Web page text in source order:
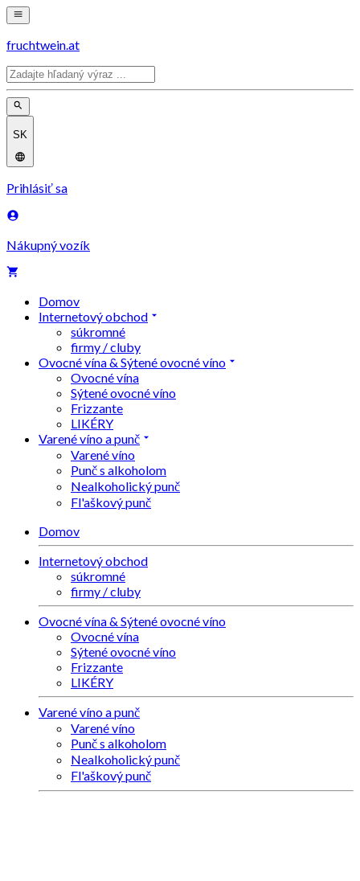
fruchtwein.at
SK
Prihlásiť sa
Nákupný vozík
Domov
Internetový obchod
súkromné
firmy / cluby
Ovocné vína & Sýtené ovocné víno
Ovocné vína
Sýtené ovocné víno
Frizzante
LIKÉRY
Varené víno a punč
Varené víno
Punč s alkoholom
Nealkoholický punč
Fl'aškový punč
Domov
Internetový obchod
súkromné
firmy / cluby
Ovocné vína & Sýtené ovocné víno
Ovocné vína
Sýtené ovocné víno
Frizzante
LIKÉRY
Varené víno a punč
Varené víno
Punč s alkoholom
Nealkoholický punč
Fl'aškový punč